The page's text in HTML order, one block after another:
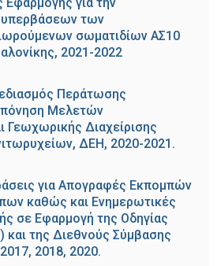
υπερβάσεων των
σωματιδίων ΑΣ10
2021-2022
Περάτωσης
Μελετών
Γεωχωρικής Διαχείρισης
ΔΕΗ, 2020-2021.
για Απογραφές Εκπομπών
καθώς και Ενημερωτικές
σε Εφαρμογή της Οδηγίας
και της Διεθνούς Σύμβασης
2018, 2020.